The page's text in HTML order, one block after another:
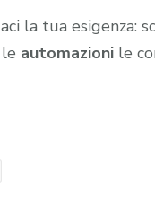
la tua esigenza:
automazioni le